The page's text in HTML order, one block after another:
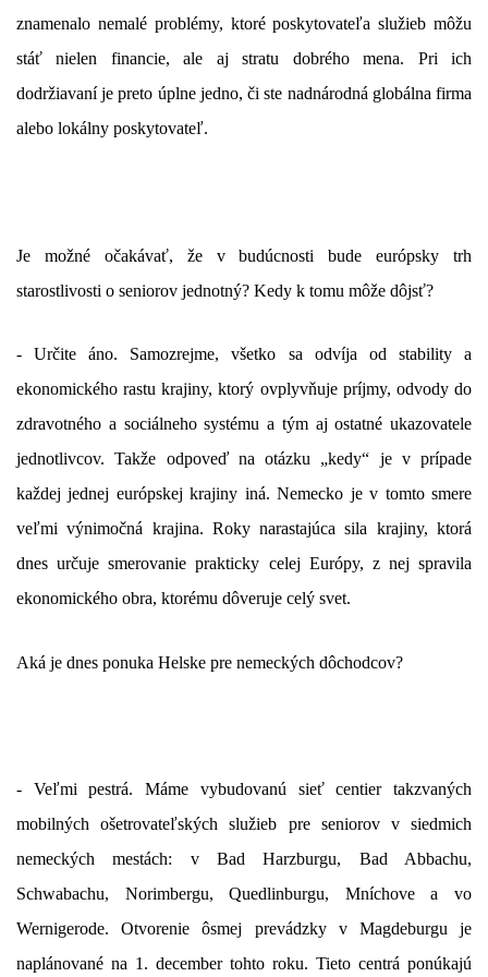
znamenalo nemalé problémy, ktoré poskytovateľa služieb môžu
stáť nielen financie, ale aj stratu dobrého mena. Pri ich
dodržiavaní je preto úplne jedno, či ste nadnárodná globálna firma
alebo lokálny poskytovateľ.
Je možné očakávať, že v budúcnosti bude európsky trh
starostlivosti o seniorov jednotný? Kedy k tomu môže dôjsť?
- Určite áno. Samozrejme, všetko sa odvíja od stability a
ekonomického rastu krajiny, ktorý ovplyvňuje príjmy, odvody do
zdravotného a sociálneho systému a tým aj ostatné ukazovatele
jednotlivcov. Takže odpoveď na otázku „kedy“ je v prípade
každej jednej európskej krajiny iná. Nemecko je v tomto smere
veľmi výnimočná krajina. Roky narastajúca sila krajiny, ktorá
dnes určuje smerovanie prakticky celej Európy, z nej spravila
ekonomického obra, ktorému dôveruje celý svet.
Aká je dnes ponuka Helske pre nemeckých dôchodcov?
- Veľmi pestrá. Máme vybudovanú sieť centier takzvaných
mobilných ošetrovateľských služieb pre seniorov v siedmich
nemeckých mestách: v Bad Harzburgu, Bad Abbachu,
Schwabachu, Norimbergu, Quedlinburgu, Mníchove a vo
Wernigerode.
Otvorenie ôsmej prevádzky v Magdeburgu
je
naplánované na 1. december tohto roku. Tieto centrá ponúkajú